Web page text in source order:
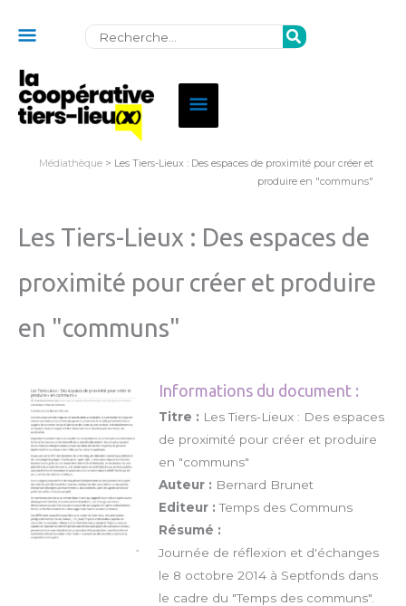
Rechercher:
de
l'en-
tête
Menu
principal
Médiathèque> Les Tiers-Lieux : Des espaces de proximité pour créer et
produire en "communs"
Les Tiers-Lieux : Des espaces de
proximité pour créer et produire
en "communs"
Informations du document :
Titre : Les Tiers-Lieux : Des espaces
de proximité pour créer et produire
en "communs"
Auteur : Bernard Brunet
Editeur : Temps des Communs
Résumé :
Journée de réflexion et d'échanges
le 8 octobre 2014 à Septfonds dans
le cadre du "Temps des communs".